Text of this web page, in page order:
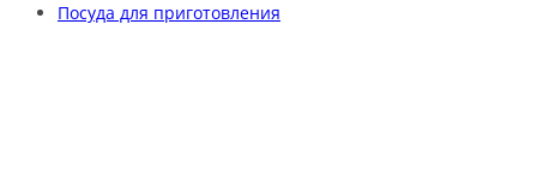
Посуда для приготовления